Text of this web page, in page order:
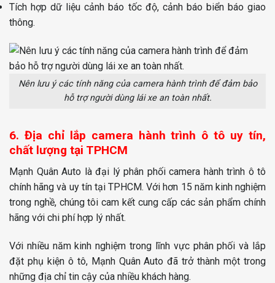
Tích hợp dữ liệu cảnh báo tốc độ, cảnh báo biển báo giao
thông.
Nên lưu ý các tính năng của camera hành trình để đảm bảo
hỗ trợ người dùng lái xe an toàn nhất.
6. Địa chỉ lắp camera hành trình ô tô uy tín,
chất lượng tại TPHCM
Mạnh Quân Auto là đại lý phân phối camera hành trình ô tô
chính hãng và uy tín tại TPHCM. Với hơn 15 năm kinh nghiệm
trong nghề, chúng tôi cam kết cung cấp các sản phẩm chính
hãng với chi phí hợp lý nhất.
Với nhiều năm kinh nghiệm trong lĩnh vực phân phối và lắp
đặt phụ kiện ô tô, Mạnh Quân Auto đã trở thành một trong
những địa chỉ tin cậy của nhiều khách hàng.